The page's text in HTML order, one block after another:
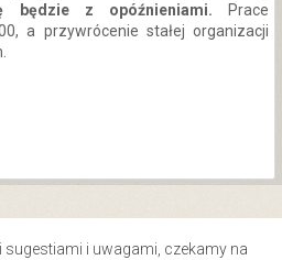
będzie z opóźnieniami. Prace
a przywrócenie stałej organizacji
i uwagami, czekamy na